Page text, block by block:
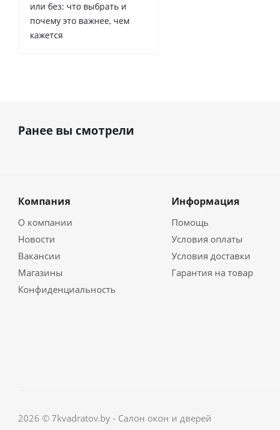
или без: что выбрать и
почему это важнее, чем
кажется
Ранее вы смотрели
Компания
О компании
Новости
Вакансии
Магазины
Конфиденциальность
Информация
Помощь
Условия оплаты
Условия доставки
Гарантия на товар
2026 © 7kvadratov.by - Салон окон и дверей